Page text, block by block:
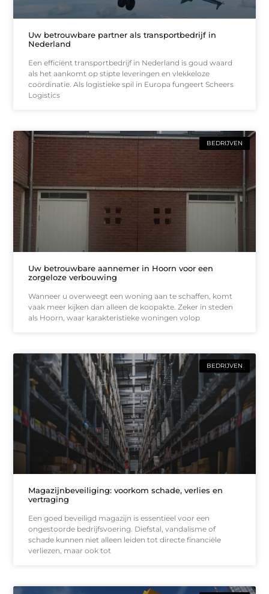
Uw betrouwbare partner als transportbedrijf in
Nederland
Een efficiënt transportbedrijf in Nederland is goud waard
als het aankomt op stipte leveringen en vlekkeloze
coördinatie. Als logistieke spil in Europa fungeert Scheers
Logistics
BEDRIJVEN
Uw betrouwbare aannemer in Hoorn voor een
zorgeloze verbouwing
Wanneer u overweegt een woning aan te schaffen, komt
vaak meer kijken dan alleen de koopakte. Zeker in steden
als Hoorn, waar karakteristieke woningen volop
BEDRIJVEN
Magazijnbeveiliging: voorkom schade, verlies en
vertraging
Een goed beveiligd magazijn is essentieel voor een
ongestoorde bedrijfsvoering. Diefstal, vandalisme of
schade kunnen niet alleen leiden tot directe financiële
verliezen, maar ook tot